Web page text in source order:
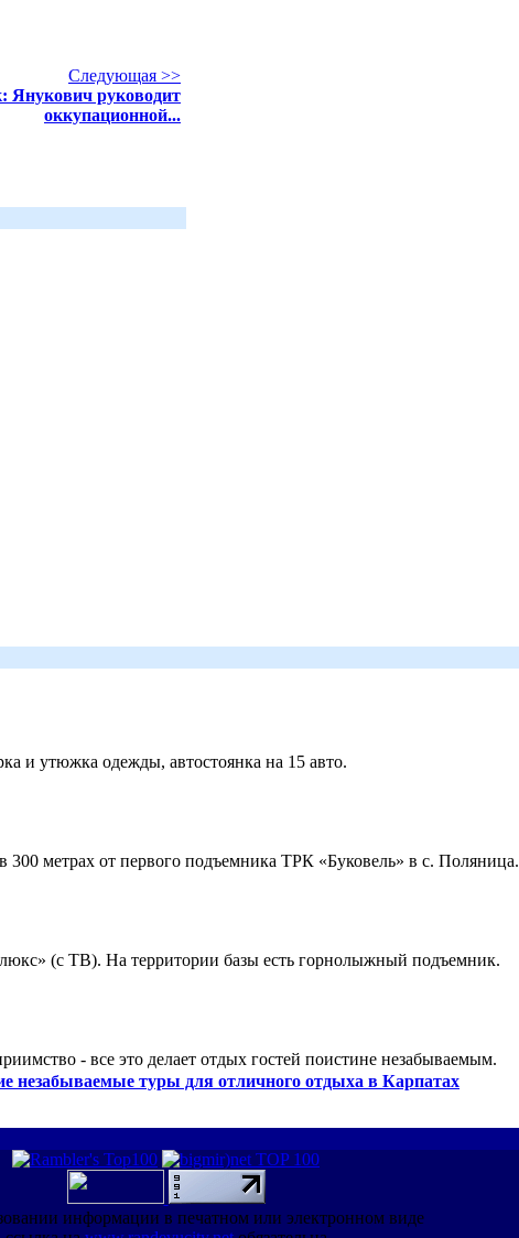
Следующая >>
Янукович руководит
оккупационной...
и утюжка одежды, автостоянка на 15 авто.
метрах от первого подъемника ТРК «Буковель» в с. Поляница.
(с ТВ). На территории базы есть горнолыжный подъемник.
- все это делает отдых гостей поистине незабываемым.
незабываемые туры для отличного отдыха в Карпатах
информации в печатном или электронном виде